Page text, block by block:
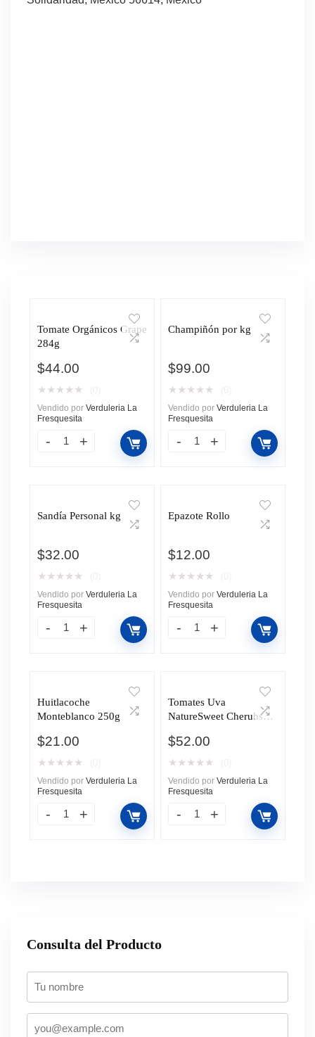
Tomate Orgánicos Grape
284g
$44.00
★ ★ ★ ★ ★
Vendido por Verduleria La
Fresquesita
Champiñón por kg
$99.00
★ ★ ★ ★ ★
Vendido por Verduleria La
Fresquesita
Sandía Personal kg
$32.00
★ ★ ★ ★ ★
Vendido por Verduleria La
Fresquesita
Epazote Rollo
$12.00
★ ★ ★ ★ ★
Vendido por Verduleria La
Fresquesita
Huitlacoche
Monteblanco 250g
$21.00
★ ★ ★ ★ ★
Vendido por Verduleria La
Fresquesita
Tomates Uva
NatureSweet Cherubs
$52.00
★ ★ ★ ★ ★
Vendido por Verduleria La
Fresquesita
Consulta del Producto